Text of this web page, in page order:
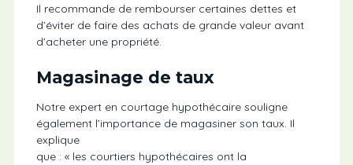
Il recommande de rembourser certaines dettes et
d’éviter de faire des achats de grande valeur avant
d’acheter une propriété.
Magasinage de taux
Notre expert en courtage hypothécaire souligne
également l’importance de magasiner son taux. Il
explique
que : « les courtiers hypothécaires ont la